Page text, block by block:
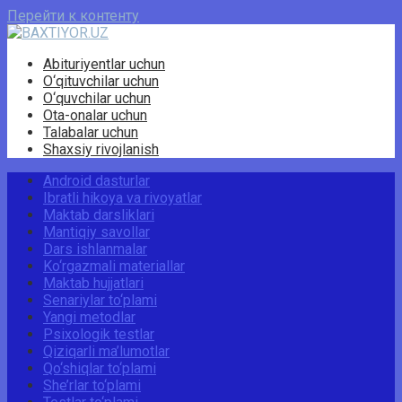
Перейти к контенту
Abituriyentlar uchun
O‘qituvchilar uchun
O‘quvchilar uchun
Ota-onalar uchun
Talabalar uchun
Shaxsiy rivojlanish
Android dasturlar
Ibratli hikoya va rivoyatlar
Maktab darsliklari
Mantiqiy savollar
Dars ishlanmalar
Ko‘rgazmali materiallar
Maktab hujjatlari
Senariylar to‘plami
Yangi metodlar
Psixologik testlar
Qiziqarli ma’lumotlar
Qo‘shiqlar to‘plami
She’rlar to‘plami